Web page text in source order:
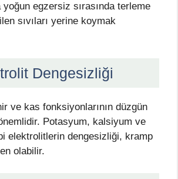
egzersiz sırasında terleme
sıvıları yerine koymak
Dengesizliği
ve kas fonksiyonlarının düzgün
Potasyum, kalsiyum ve
elektrolitlerin dengesizliği, kramp
olabilir.